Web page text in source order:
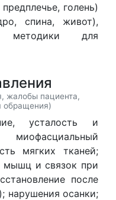
голень)
спина, живот),
методики для
жалобы пациента,
обращения)
усталость и
мягких тканей;
мышц и связок при
после
нарушения осанки;